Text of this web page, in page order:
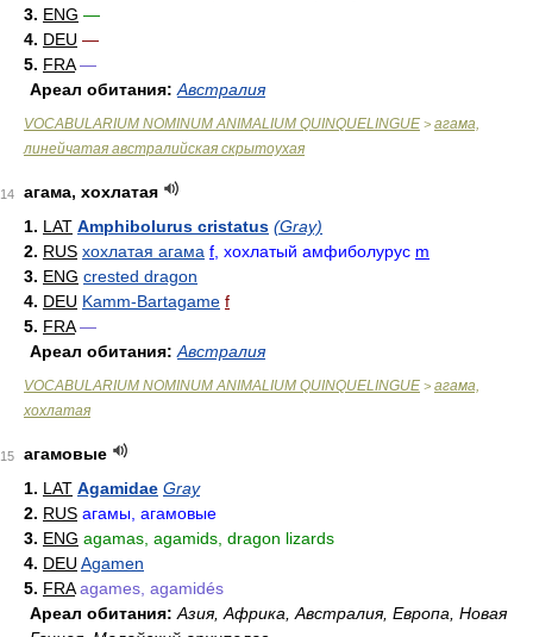
3. ENG —
4. DEU —
5. FRA —
Ареал обитания: Австралия
VOCABULARIUM NOMINUM ANIMALIUM QUINQUELINGUE > агама,
линейчатая австралийская скрытоухая
14
агама, хохлатая
1. LAT Amphibolurus cristatus (Gray)
2. RUS хохлатая агама f , хохлатый амфиболурус m
3. ENG crested dragon
4. DEU Kamm-Bartagame f
5. FRA —
Ареал обитания: Австралия
VOCABULARIUM NOMINUM ANIMALIUM QUINQUELINGUE > агама,
хохлатая
15
агамовые
1. LAT Agamidae Gray
2. RUS агамы, агамовые
3. ENG agamas, agamids, dragon lizards
4. DEU Agamen
5. FRA agames, agamidés
Ареал обитания: Азия, Африка, Австралия, Европа, Новая